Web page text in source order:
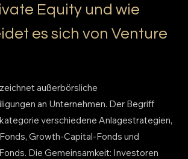
Equity und wie
es sich von Venture
außerbörsliche
an Unternehmen. Der Begriff
verschiedene Anlagestrategien,
Growth-Capital-Fonds und
Die Gemeinsamkeit: Investoren